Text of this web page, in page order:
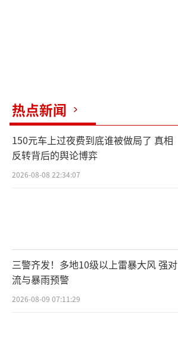
热点新闻
150元车上过夜费到底谁被做局了 真相
反转背后的舆论博弈
2026-08-08 22:34:07
三警齐发！多地10级以上雷暴大风 强对
流与暴雨预警
2026-08-09 07:11:29